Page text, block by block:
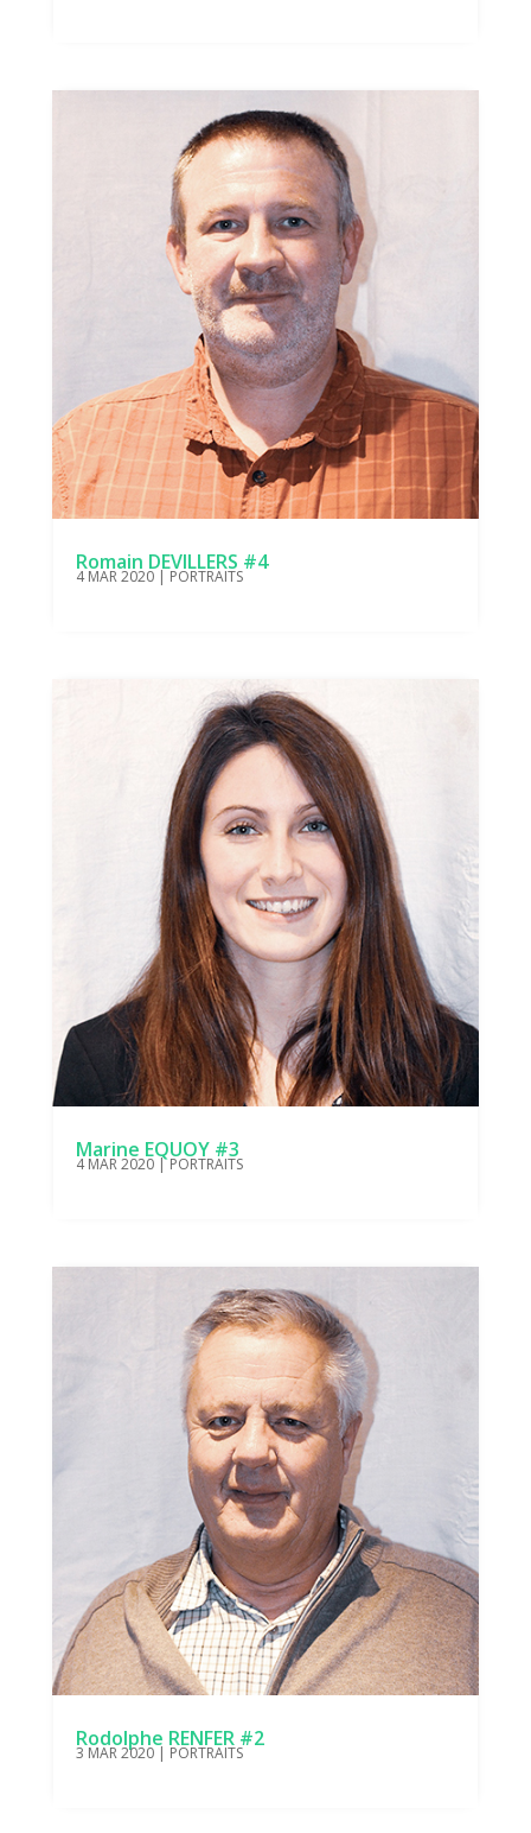
Romain DEVILLERS #4
4 MAR 2020| PORTRAITS
Marine EQUOY #3
4 MAR 2020|PORTRAITS
Rodolphe RENFER #2
3 MAR 2020| PORTRAITS